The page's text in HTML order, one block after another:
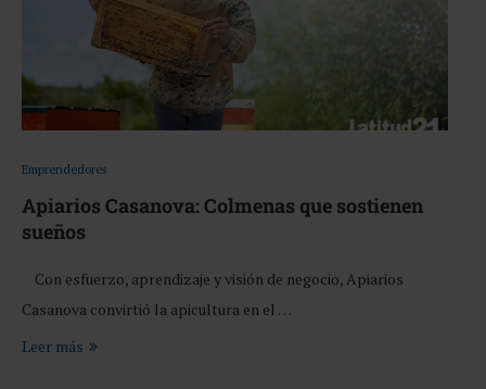
Emprendedores
Apiarios Casanova: Colmenas que sostienen
sueños
Con esfuerzo, aprendizaje y visión de negocio, Apiarios
Casanova convirtió la apicultura en el …
Leer más